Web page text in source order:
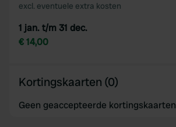
excl. eventuele extra kosten
1 jan. t/m 31 dec.
€ 14,00
Kortingskaarten (0)
Geen geaccepteerde kortingskaarten